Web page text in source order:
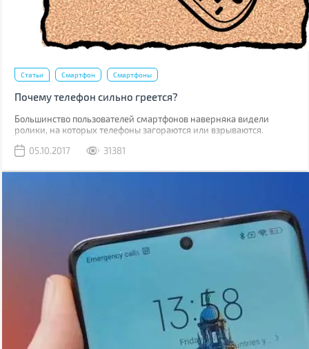
Статьи Смартфон Смартфоны
Почему телефон сильно греется?
Большинство пользователей смартфонов наверняка видели
ролики, на которых телефоны загораются или взрываются.
является вопрос, насколько это безопасно.
05.10.2017 31381